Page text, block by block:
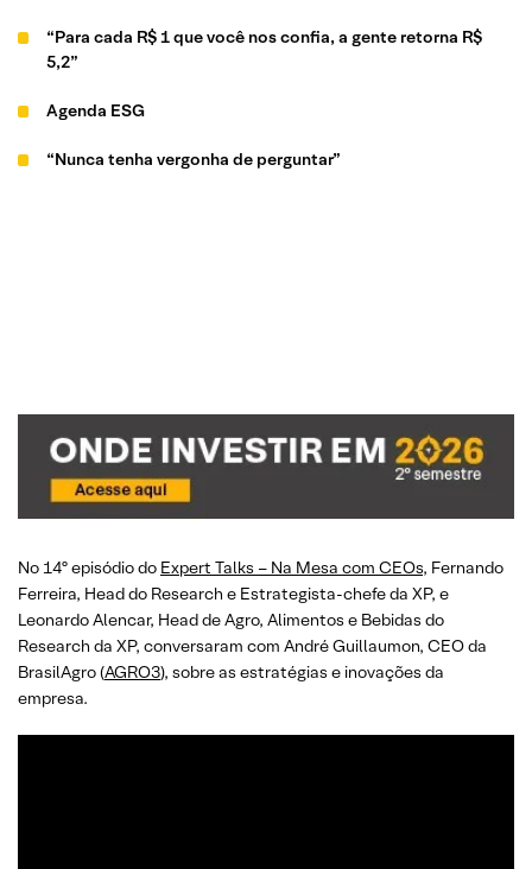
“Para cada R$ 1 que você nos confia, a gente retorna R$
5,2”
Agenda ESG
“Nunca tenha vergonha de perguntar”
No 14º episódio do Expert Talks – Na Mesa com CEOs, Fernando
Ferreira, Head do Research e Estrategista-chefe da XP, e
Leonardo Alencar, Head de Agro, Alimentos e Bebidas do
Research da XP, conversaram com André Guillaumon, CEO da
BrasilAgro (AGRO3), sobre as estratégias e inovações da
empresa.